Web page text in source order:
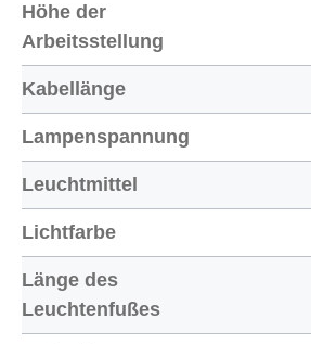
Höhe der
Arbeitsstellung
Kabellänge
Lampenspannung
Leuchtmittel
Lichtfarbe
Länge des
Leuchtenfußes